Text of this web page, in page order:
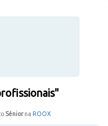
Séniorna ROOX